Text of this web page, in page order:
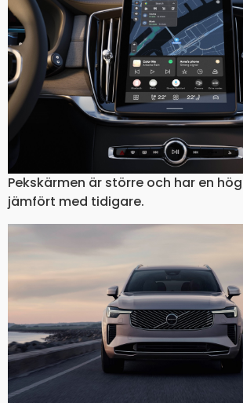
Pekskärmen är större och har en
jämfört med tidigare.